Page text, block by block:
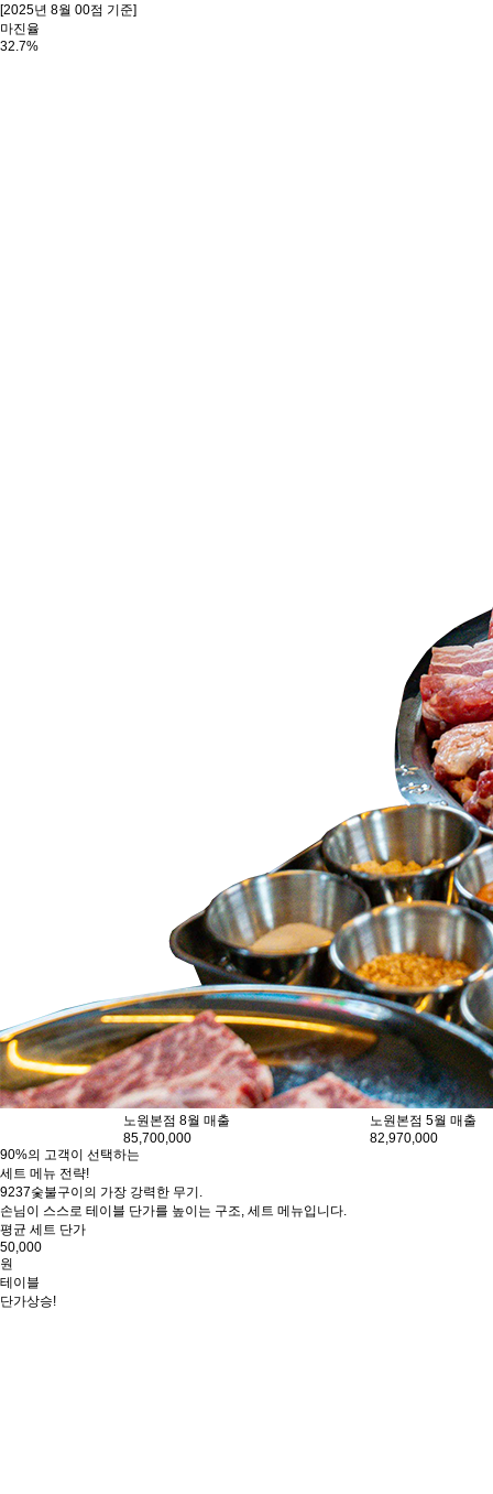
[2025년 8월 00점 기준]
마진율
32.7%
노원본점 5월 매출
82,970,000
한양대점 3월 매출
70,932,500
90%의 고객이 선택하는
세트 메뉴 전략!
9237숯불구이의 가장 강력한 무기.
손님이 스스로 테이블 단가를 높이는 구조, 세트 메뉴입니다.
평균 세트 단가
50,000
원
테이블
단가상승!